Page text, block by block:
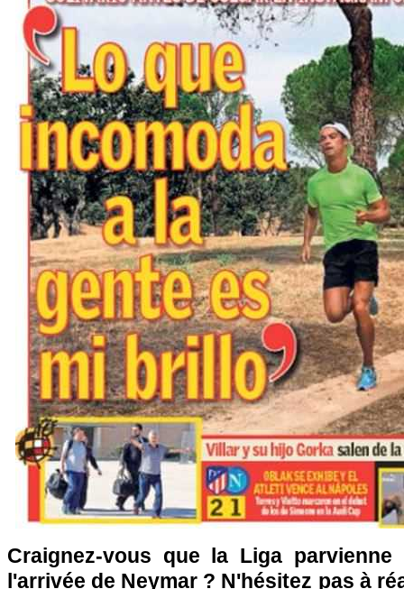
Craignez-vous que la Liga
l'arrivée de Neymar ? N'hésitez pas à